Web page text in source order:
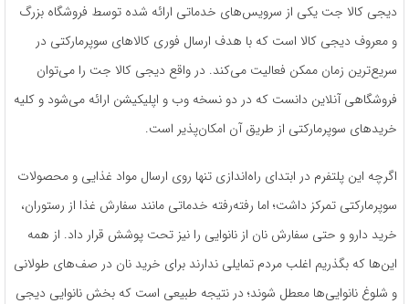
دیجی کالا جت یکی از سرویس‌های خدماتی ارائه شده توسط فروشگاه بزرگ
و معروف دیجی کالا است که با هدف ارسال فوری کالاهای سوپرمارکتی در
سریع‌ترین زمان ممکن فعالیت می‌کند. در واقع دیجی کالا جت را می‌توان
فروشگاهی آنلاین دانست که در دو نسخه وب و اپلیکیشن ارائه می‌شود و کلیه
خریدهای سوپرمارکتی از طریق آن امکان‌پذیر است.
اگرچه این پلتفرم در ابتدای راه‌اندازی تنها روی ارسال مواد غذایی و محصولات
سوپرمارکتی تمرکز داشت؛ اما رفته‌رفته خدماتی مانند سفارش غذا از رستوران،
خرید دارو و حتی سفارش نان از نانوایی را نیز تحت پوشش قرار داد. از همه
این‌ها که بگذریم اغلب مردم تمایلی ندارند برای خرید نان در صف‌های طولانی
و شلوغ نانوایی‌ها معطل شوند؛ در نتیجه طبیعی است که بخش نانوایی دیجی